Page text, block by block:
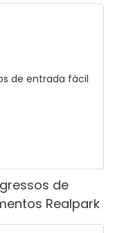
de
Realpark